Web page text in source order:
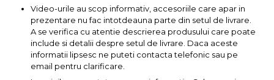
Set Pentru Demontat Piulite
& Suruburi
Extractor Rulmenti
Cabluri
Video-urile au scop informativ, accesoriile care apar in
prezentare nu fac intotdeauna parte din setul de livrare.
A se verifica cu atentie descrierea produsului care poate
include si detalii despre setul de livrare. Daca aceste
informatii lipsesc ne puteti contacta telefonic sau pe
email pentru clarificare.